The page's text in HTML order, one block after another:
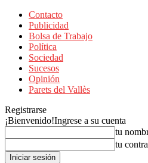
Contacto
Publicidad
Bolsa de Trabajo
Política
Sociedad
Sucesos
Opinión
Parets del Vallès
Registrarse
¡Bienvenido!Ingrese a su cuenta
tu
tu